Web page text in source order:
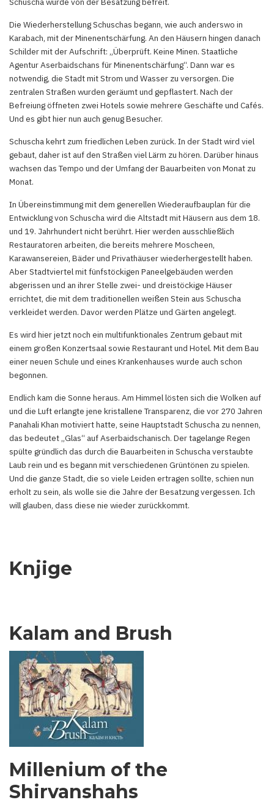
Die Wiederherstellung Schuschas begann, wie auch anderswo in
Karabach, mit der Minenentschärfung. An den Häusern hingen danach
Schilder mit der Aufschrift: „Überprüft. Keine Minen. Staatliche
Agentur Aserbaidschans für Minenentschärfung“. Dann war es
notwendig, die Stadt mit Strom und Wasser zu versorgen. Die
zentralen Straßen wurden geräumt und gepflastert. Nach der
Befreiung öffneten zwei Hotels sowie mehrere Geschäfte und Cafés.
Und es gibt hier nun auch genug Besucher.
Schuscha kehrt zum friedlichen Leben zurück. In der Stadt wird viel
gebaut, daher ist auf den Straßen viel Lärm zu hören. Darüber hinaus
wachsen das Tempo und der Umfang der Bauarbeiten von Monat zu
Monat.
In Übereinstimmung mit dem generellen Wiederaufbauplan für die
Entwicklung von Schuscha wird die Altstadt mit Häusern aus dem 18.
und 19. Jahrhundert nicht berührt. Hier werden ausschließlich
Restauratoren arbeiten, die bereits mehrere Moscheen,
Karawansereien, Bäder und Privathäuser wiederhergestellt haben.
Aber Stadtviertel mit fünfstöckigen Paneelgebäuden werden
abgerissen und an ihrer Stelle zwei- und dreistöckige Häuser
errichtet, die mit dem traditionellen weißen Stein aus Schuscha
verkleidet werden. Davor werden Plätze und Gärten angelegt.
Es wird hier jetzt noch ein multifunktionales Zentrum gebaut mit
einem großen Konzertsaal sowie Restaurant und Hotel. Mit dem Bau
einer neuen Schule und eines Krankenhauses wurde auch schon
begonnen.
Endlich kam die Sonne heraus. Am Himmel lösten sich die Wolken auf
und die Luft erlangte jene kristallene Transparenz, die vor 270 Jahren
Panahali Khan motiviert hatte, seine Hauptstadt Schuscha zu nennen,
das bedeutet „Glas“ auf Aserbaidschanisch. Der tagelange Regen
spülte gründlich das durch die Bauarbeiten in Schuscha verstaubte
Laub rein und es begann mit verschiedenen Grüntönen zu spielen.
Und die ganze Stadt, die so viele Leiden ertragen sollte, schien nun
erholt zu sein, als wolle sie die Jahre der Besatzung vergessen. Ich
will glauben, dass diese nie wieder zurückkommt.
Knjige
Kalam and Brush
Millenium of the
Shirvanshahs